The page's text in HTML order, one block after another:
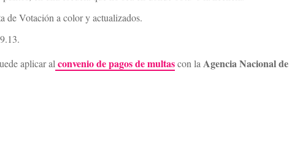
de Votación a color y actualizados.
aplicar alconvenio de pagos de multascon laAgencia Nacional de